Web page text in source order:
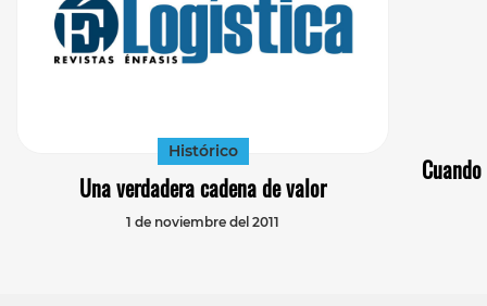
Histórico
Una verdadera cadena de valor
1 de noviembre del 2011